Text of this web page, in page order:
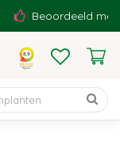
Beoordeeld met